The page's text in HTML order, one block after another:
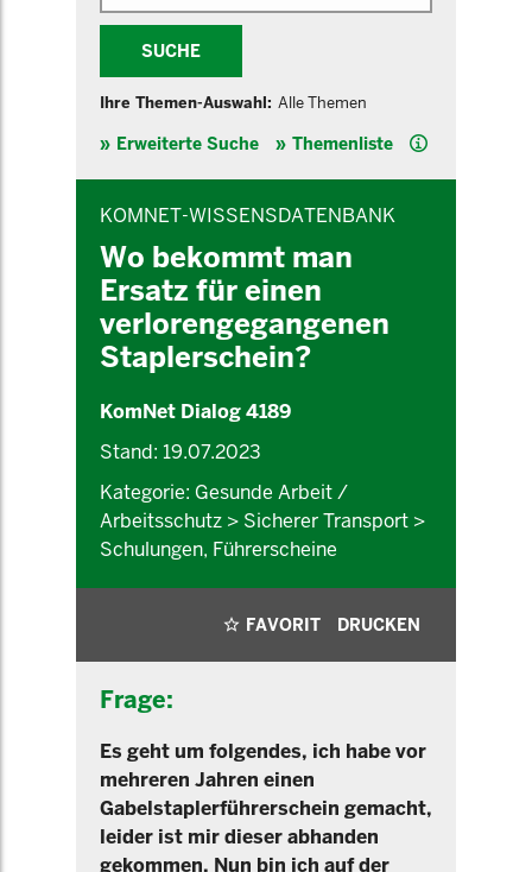
SUCHE
Ihre Themen-Auswahl: Alle Themen
Erweiterte Suche Themenliste Hilfe
KOMNET-WISSENSDATENBANK
Wo bekommt man
Ersatz für einen
verlorengegangenen
Staplerschein?
KomNet Dialog 4189
Stand: 19.07.2023
Kategorie: Gesunde Arbeit /
Arbeitsschutz > Sicherer Transport >
Schulungen, Führerscheine
FAVORIT DRUCKEN
Frage:
Es geht um folgendes, ich habe vor
mehreren Jahren einen
Gabelstaplerführerschein gemacht,
leider ist mir dieser abhanden
gekommen. Nun bin ich auf der